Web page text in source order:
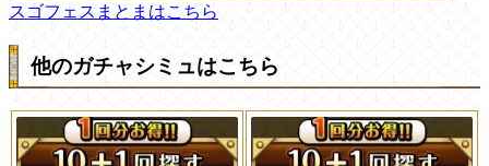
スゴフェスまとまはこちら
他のガチャシミュはこちら